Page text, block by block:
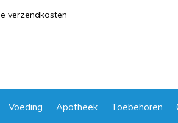
Voeding Apotheek Toebehoren
verzendkosten